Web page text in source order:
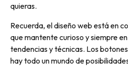
quieras.
Recuerda, el diseño web está en
que mantente curioso y siempre
tendencias y técnicas. Los
hay todo un mundo de